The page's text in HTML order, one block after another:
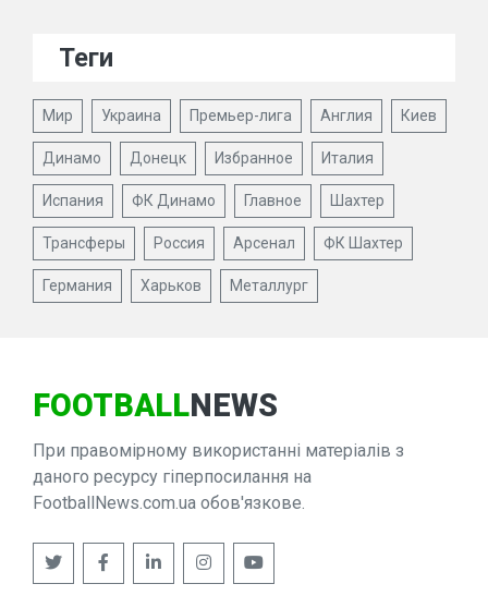
Теги
Мир Украина Премьер-лига Англия Киев
Динамо Донецк Избранное Италия
Испания ФК Динамо Главное Шахтер
Трансферы Россия Арсенал ФК Шахтер
Германия Харьков Металлург
FOOTBALLNEWS
При правомірному використанні матеріалів з
даного ресурсу гіперпосилання на
FootballNews.com.ua обов'язкове.